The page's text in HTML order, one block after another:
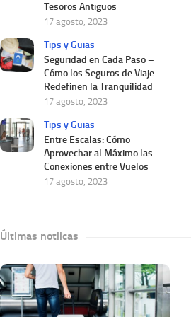
Tesoros Antiguos
17 agosto, 2023
Tips y Guias
Seguridad en Cada Paso –
Cómo los Seguros de Viaje
Redefinen la Tranquilidad
17 agosto, 2023
Tips y Guias
Entre Escalas: Cómo
Aprovechar al Máximo las
Conexiones entre Vuelos
17 agosto, 2023
Últimas notiicas